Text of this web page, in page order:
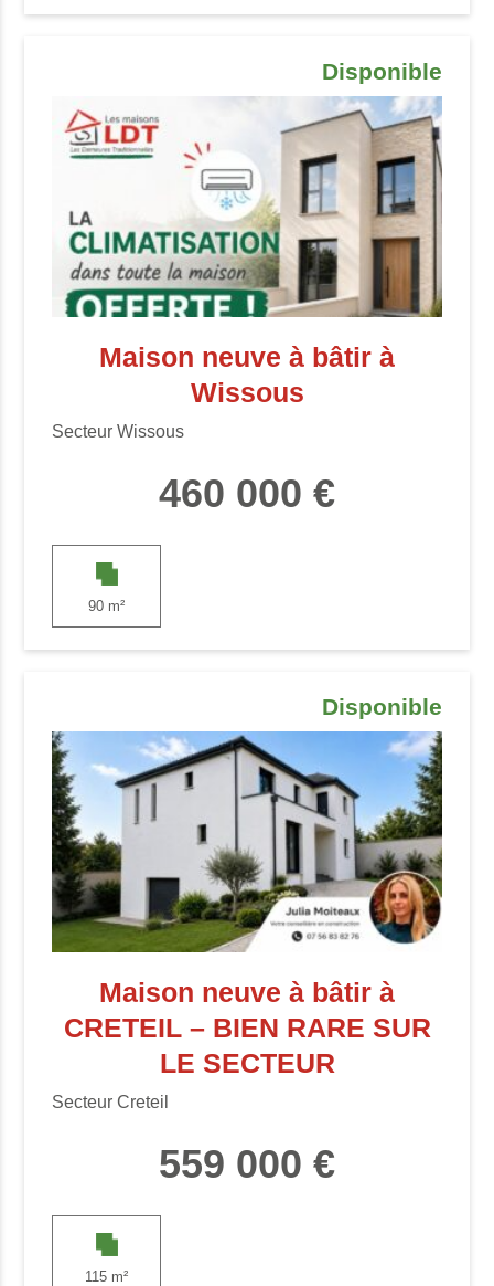
Disponible
Maison neuve à bâtir à
Wissous
Secteur Wissous
460 000 €
90 m²
Disponible
Maison neuve à bâtir à
CRETEIL – BIEN RARE SUR
LE SECTEUR
Secteur Creteil
559 000 €
115 m²